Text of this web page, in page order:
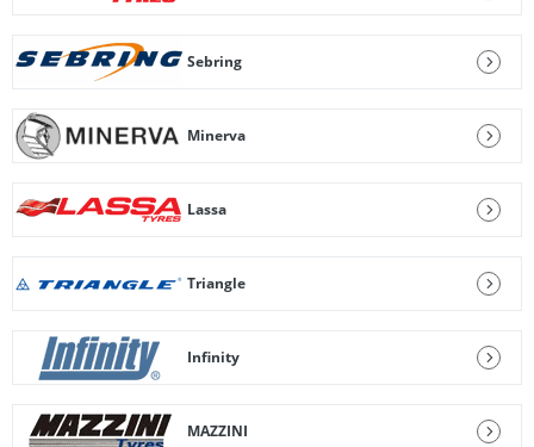
Sebring
Minerva
Lassa
Triangle
Infinity
MAZZINI